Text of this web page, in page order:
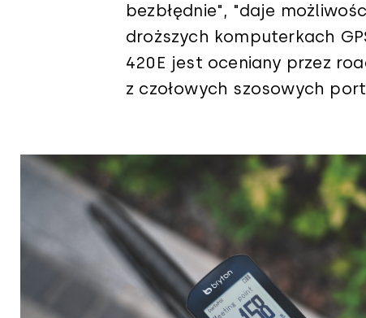
bezbłędnie", "daje
droższych komputerkach
420E jest oceniany przez
z czołowych szosowych